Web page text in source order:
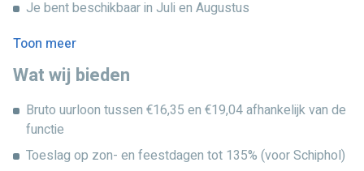
Je bent beschikbaar in Juli en Augustus
Toon meer
Wat wij bieden
Bruto uurloon tussen €16,35 en €19,04 afhankelijk van de
functie
Toeslag op zon- en feestdagen tot 135% (voor Schiphol)